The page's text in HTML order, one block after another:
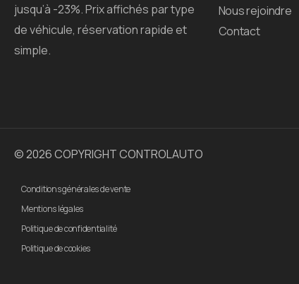
jusqu’à -23%. Prix affichés par type
de véhicule, réservation rapide et
simple.
Nous rejoindre
Contact
© 2026 COPYRIGHT CONTROLAUTO
Conditions générales de vente
Mentions légales
Politique de confidentialité
Politique de cookies